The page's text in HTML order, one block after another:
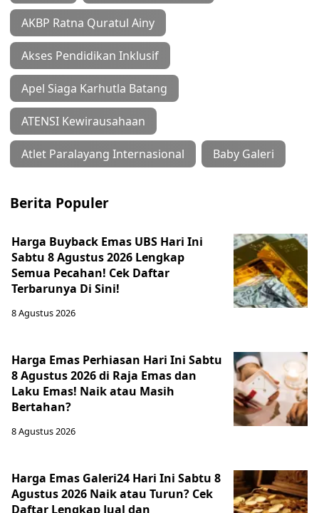
AKBP Ratna Quratul Ainy
Akses Pendidikan Inklusif
Apel Siaga Karhutla Batang
ATENSI Kewirausahaan
Atlet Paralayang Internasional Baby Galeri
Berita Populer
Harga Buyback Emas UBS Hari Ini
Sabtu 8 Agustus 2026 Lengkap
Semua Pecahan! Cek Daftar
Terbarunya Di Sini!
8 Agustus 2026
Harga Emas Perhiasan Hari Ini Sabtu
8 Agustus 2026 di Raja Emas dan
Laku Emas! Naik atau Masih
Bertahan?
8 Agustus 2026
Harga Emas Galeri24 Hari Ini Sabtu 8
Agustus 2026 Naik atau Turun? Cek
Daftar Lengkap Jual dan